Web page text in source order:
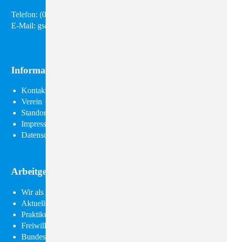
Telefon:(03 57 95) 28 98 50
E-Mail: gs@diakonie-kamenz.de
Informationen
Navigation
überspringen
Kontakt
Verein
Standorte
Impressum
Datenschutz
Arbeitgeber Diakonie
Navigation
überspringen
Wir als Arbeitgeber
Aktuelle Stellenangebote
Praktikum
Freiwilliges Soziales Jahr
Bundesfreiwilligendienst